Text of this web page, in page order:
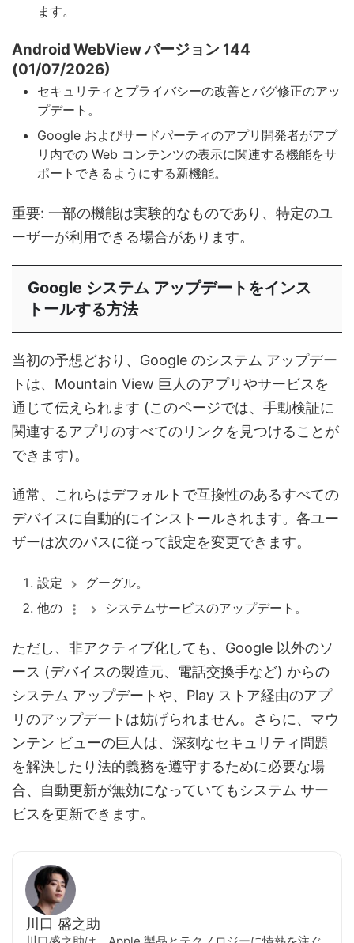
ます。
Android WebView バージョン 144
(01/07/2026)
セキュリティとプライバシーの改善とバグ修正のアッ
プデート。
Google およびサードパーティのアプリ開発者がアプ
リ内での Web コンテンツの表示に関連する機能をサ
ポートできるようにする新機能。
重要: 一部の機能は実験的なものであり、特定のユ
ーザーが利用できる場合があります。
Google システム アップデートをインス
トールする方法
当初の予想どおり、Google のシステム アップデー
トは、Mountain View 巨人のアプリやサービスを
通じて伝えられます (このページでは、手動検証に
関連するアプリのすべてのリンクを見つけることが
できます)。
通常、これらはデフォルトで互換性のあるすべての
デバイスに自動的にインストールされます。各ユー
ザーは次のパスに従って設定を変更できます。
設定
グーグル。
他の
システムサービスのアップデート。
ただし、非アクティブ化しても、Google 以外のソ
ース (デバイスの製造元、電話交換手など) からの
システム アップデートや、Play ストア経由のアプ
リのアップデートは妨げられません。さらに、マウ
ンテン ビューの巨人は、深刻なセキュリティ問題
を解決したり法的義務を遵守するために必要な場
合、自動更新が無効になっていてもシステム サー
ビスを更新できます。
川口 盛之助